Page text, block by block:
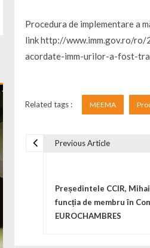
Procedura de implementare a
link http://www.imm.gov.ro/
acordate-imm-urilor-a-fost-
Related tags : MEEMA
Previous Article
Președintele CCIR,
funcția de membru în
EUROCHAMBRES